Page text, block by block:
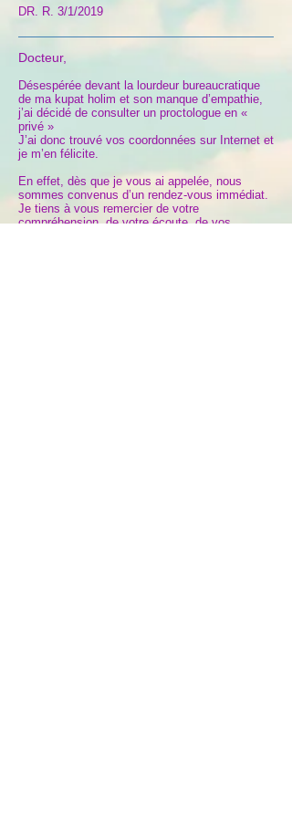
DR. R. 3/1/2019
Docteur,
Désespérée devant la lourdeur bureaucratique
de ma kupat holim et son manque d’empathie,
j’ai décidé de consulter un proctologue en «
privé »
J’ai donc trouvé vos coordonnées sur Internet et
je m’en félicite.
En effet, dès que je vous ai appelée, nous
sommes convenus d’un rendez-vous immédiat.
Je tiens à vous remercier de votre
compréhension, de votre écoute, de vos